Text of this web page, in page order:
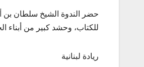
حضر الندوة الشيخ سلطان بن
للكتاب، وحشد كبير من أبناء
ريادة لبنانية